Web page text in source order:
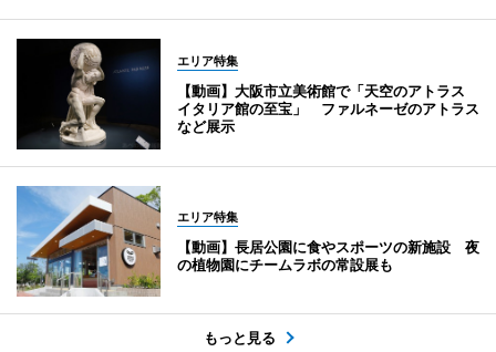
エリア特集
【動画】大阪市立美術館で「天空のアトラス
イタリア館の至宝」 ファルネーゼのアトラス
など展示
エリア特集
【動画】長居公園に食やスポーツの新施設 夜
の植物園にチームラボの常設展も
もっと見る